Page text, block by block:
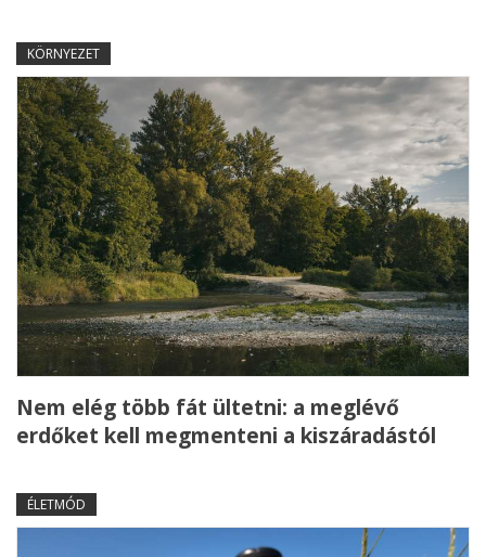
KÖRNYEZET
Nem elég több fát ültetni: a meglévő
erdőket kell megmenteni a kiszáradástól
ÉLETMÓD